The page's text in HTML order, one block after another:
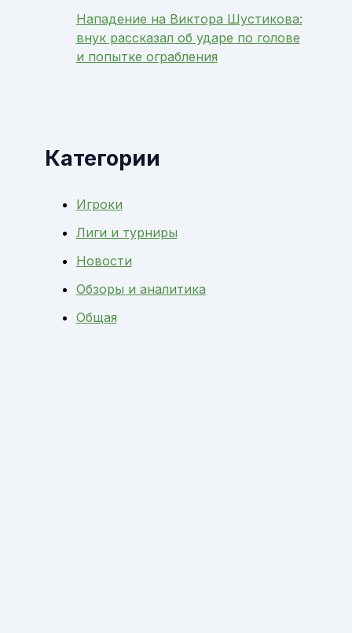
Нападение на Виктора Шустикова:
внук рассказал об ударе по голове
и попытке ограбления
Категории
Игроки
Лиги и турниры
Новости
Обзоры и аналитика
Общая